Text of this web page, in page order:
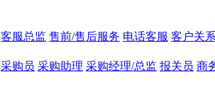
客服总监 售前/售后服务 电话客服 客户关
采购员 采购助理 采购经理/总监 报关员 商